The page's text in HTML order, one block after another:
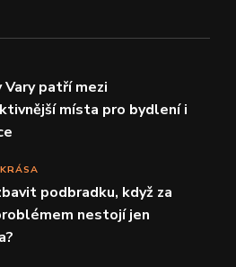
Vary patří mezi
místa pro bydlení i
podbradku, když za
nestojí jen